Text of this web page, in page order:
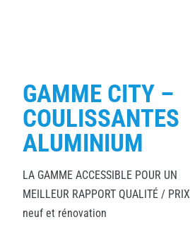
GAMME CITY –
COULISSANTES
ALUMINIUM
LA GAMME ACCESSIBLE POUR UN
MEILLEUR RAPPORT QUALITÉ / PRIX
neuf et rénovation